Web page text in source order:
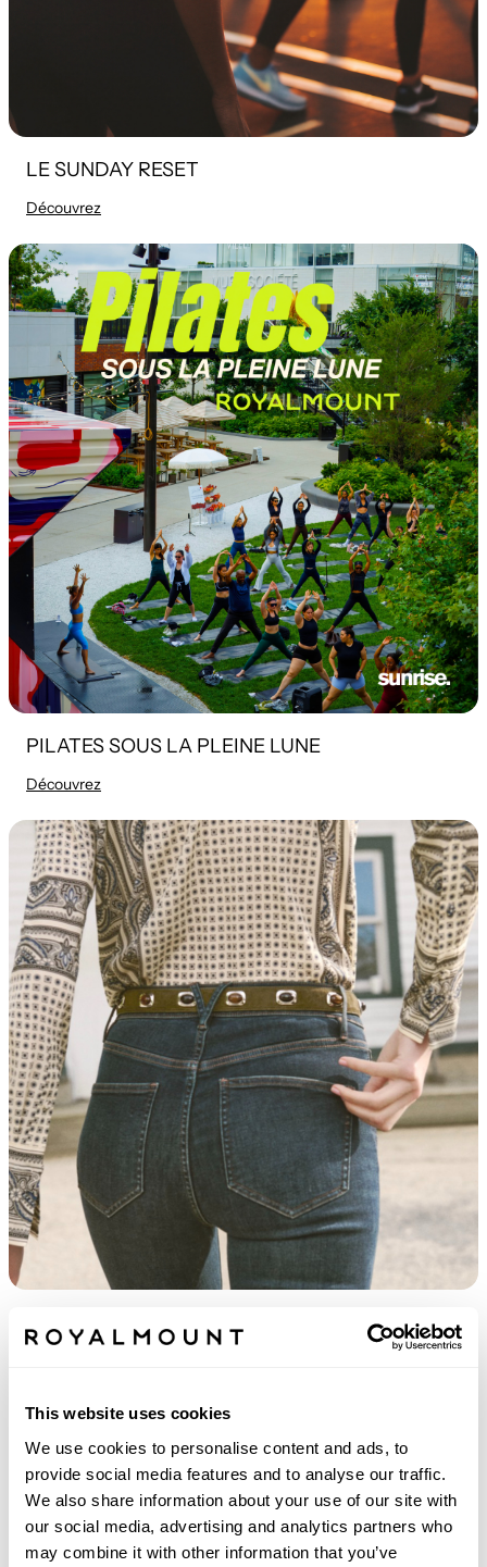
This website uses cookies
We use cookies to personalise content and ads, to
provide social media features and to analyse our traffic.
We also share information about your use of our site with
our social media, advertising and analytics partners who
may combine it with other information that you’ve
LE SUNDAY RESET
Découvrez
PILATES SOUS LA PLEINE LUNE
Découvrez
RECYCLEZ VOTRE DENIM. RENOUVELEZ
VOTRE STYLE.